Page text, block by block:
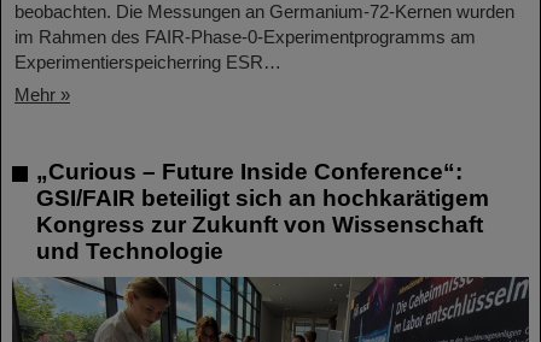
beobachten. Die Messungen an Germanium-72-Kernen wurden
im Rahmen des FAIR-Phase-0-Experimentprogramms am
Experimentierspeicherring ESR…
Mehr »
„Curious – Future Inside Conference“:
GSI/FAIR beteiligt sich an hochkarätigem
Kongress zur Zukunft von Wissenschaft
und Technologie